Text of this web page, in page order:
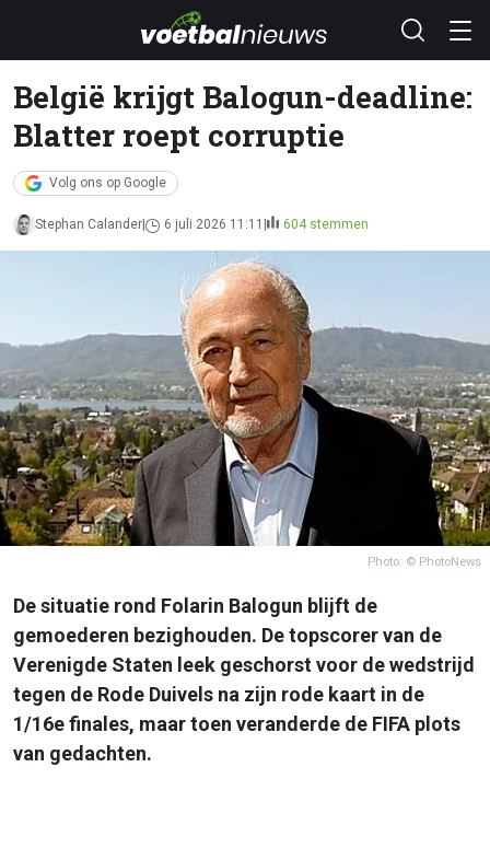
België krijgt Balogun-deadline:
Blatter roept corruptie
Volg ons op Google
Stephan Calander 6 juli 2026 11:11 604 stemmen
Photo: © PhotoNews
De situatie rond Folarin Balogun blijft de
gemoederen bezighouden. De topscorer van de
Verenigde Staten leek geschorst voor de wedstrijd
tegen de Rode Duivels na zijn rode kaart in de
1/16e finales, maar toen veranderde de FIFA plots
van gedachten.